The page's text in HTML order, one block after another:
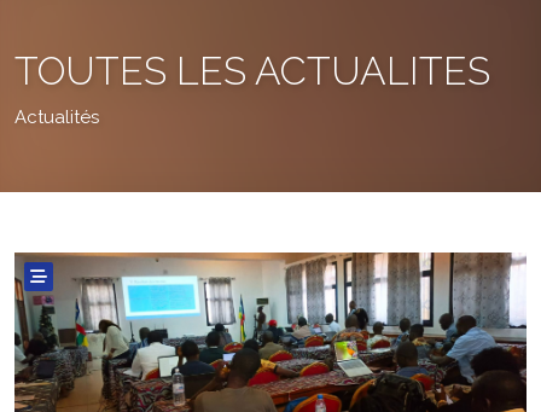
TOUTES LES ACTUALITES
Actualités